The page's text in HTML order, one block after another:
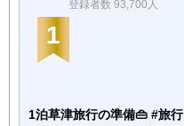
登録者数 93,700人
1
1泊草津旅行の準備👜 #旅行